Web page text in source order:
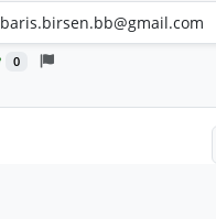
0
baris.birsen.bb@gmail.com